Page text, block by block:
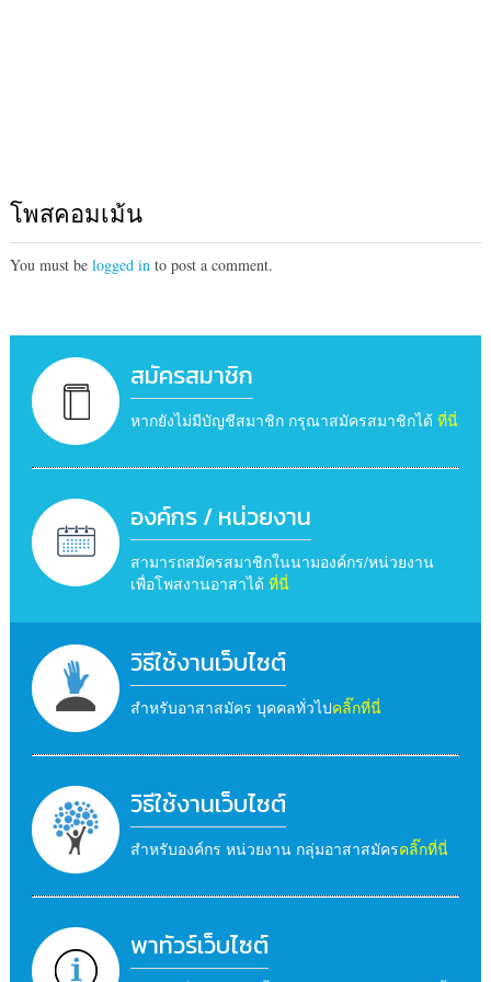
โพสคอมเม้น
You must be logged into post a comment.
สมัครสมาชิก
หากยังไม่มีบัญชีสมาชิก กรุณาสมัครสมาชิกได้ ที่นี่
องค์กร / หน่วยงาน
สามารถสมัครสมาชิกในนามองค์กร/หน่วยงาน
เพื่อโพสงานอาสาได้ ที่นี่
วิธีใช้งานเว็บไซต์
สำหรับอาสาสมัคร บุคคลทั่วไปคลิ๊กที่นี่
วิธีใช้งานเว็บไซต์
สำหรับองค์กร หน่วยงาน กลุ่มอาสาสมัครคลิ๊กที่นี่
พาทัวร์เว็บไซต์